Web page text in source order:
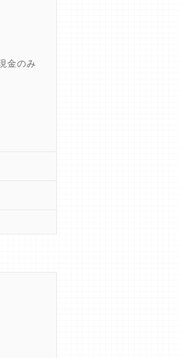
金のみ